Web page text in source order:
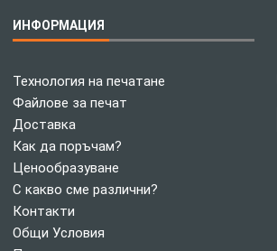
ИНФОРМАЦИЯ
Технология на печатане
Файлове за печат
Доставка
Как да поръчам?
Ценообразуване
С какво сме различни?
Контакти
Общи Условия